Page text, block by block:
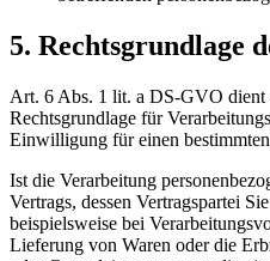
5. Rechtsgrundlage
Art. 6 Abs. 1 lit. a DS-GVO dient
Rechtsgrundlage für
Einwilligung für einen
Ist die Verarbeitung
Vertrags, dessen Vertragspartei
beispielsweise bei
Lieferung von Waren oder die